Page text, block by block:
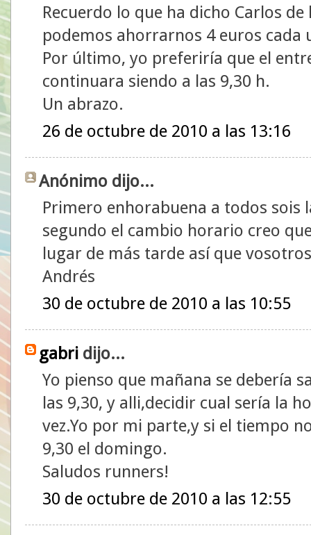
Recuerdo lo que ha dicho Carlos
podemos ahorrarnos 4 euros cada
Por último, yo preferiría que el
continuara siendo a las 9,30 h.
Un abrazo.
26 de octubre de 2010 a las 13:16
Anónimo dijo...
Primero enhorabuena a todos sois
segundo el cambio horario creo
lugar de más tarde así que
Andrés
30 de octubre de 2010 a las 10:55
gabri dijo...
Yo pienso que mañana se debería
las 9,30, y alli,decidir cual sería la
vez.Yo por mi parte,y si el tiempo
9,30 el domingo.
Saludos runners!
30 de octubre de 2010 a las 12:55